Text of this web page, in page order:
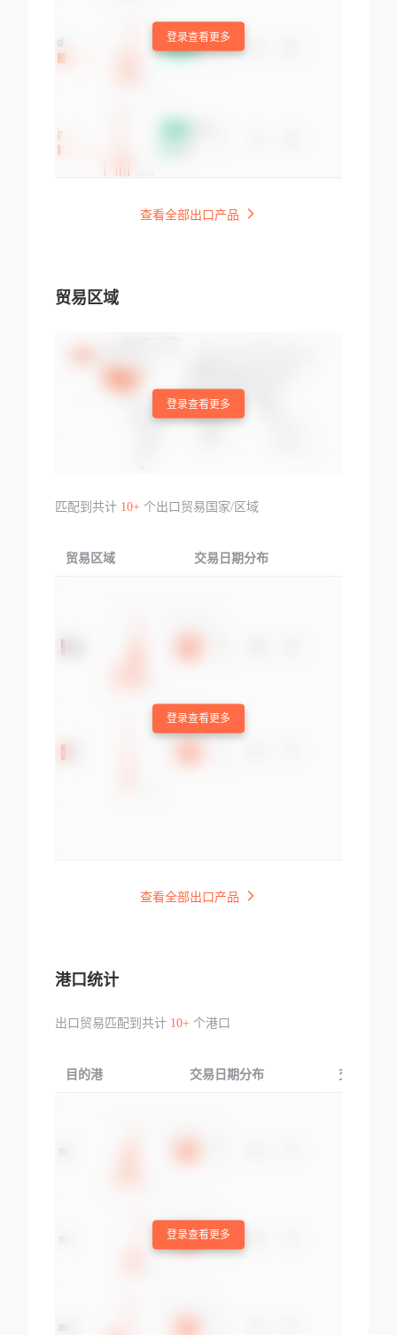
登录查看更多
查看全部出口产品
贸易区域
登录查看更多
匹配到共计 10+个出口贸易国家/区域
贸易区域 交易日期分布
登录查看更多
查看全部出口产品
港口统计
出口贸易匹配到共计 10+个港口
目的港 交易日期分布 交易产品
登录查看更多